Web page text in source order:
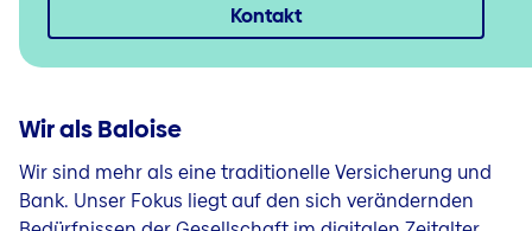
Kontakt
Wir als Baloise
Wir sind mehr als eine traditionelle Versicherung und
Bank. Unser Fokus liegt auf den sich verändernden